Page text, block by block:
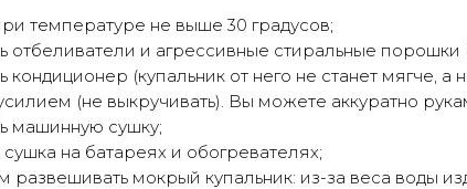
температуре не выше 30 градусов;
отбеливатели и агрессивные стиральные
кондиционер (купальник от него не станет мягче, а
(не выкручивать). Вы можете аккуратно
машинную сушку;
на батареях и обогревателях;
развешивать мокрый купальник: из-за веса воды
сегодня
25% 25%
Как